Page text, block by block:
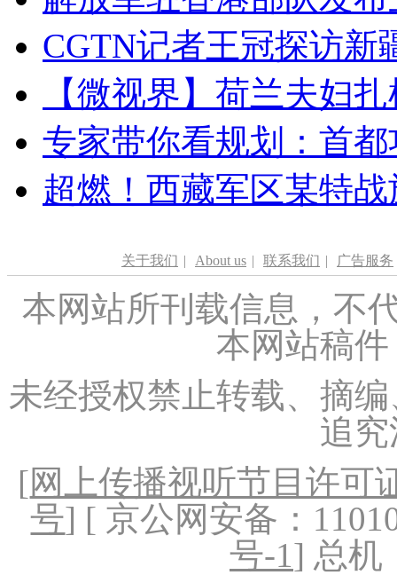
CGTN记者王冠探访新
【微视界】荷兰夫妇
专家带你看规划：首
超燃！西藏军区某特
关于我们 | About us | 联系我们 | 广告服务
本网站所刊载信息，不
本网站稿
未经授权禁止转载、摘
追
[网上传播视听节目许可
号] [ 京公网安备：
号-1] 总机